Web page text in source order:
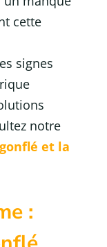
cette
signes
notre
et la
: